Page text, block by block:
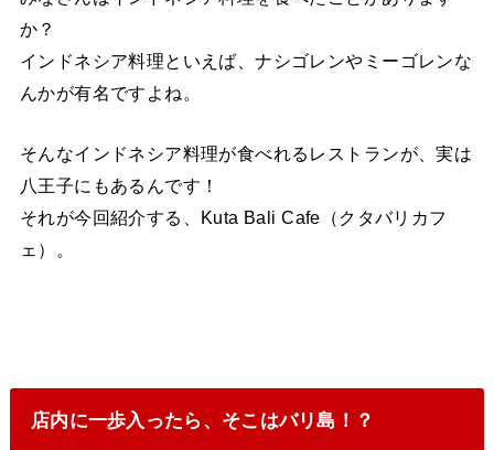
か？
インドネシア料理といえば、ナシゴレンやミーゴレンな
んかが有名ですよね。
そんなインドネシア料理が食べれるレストランが、実は
八王子にもあるんです！
それが今回紹介する、Kuta Bali Cafe（クタバリカフ
ェ）。
店内に一歩入ったら、そこはバリ島！？